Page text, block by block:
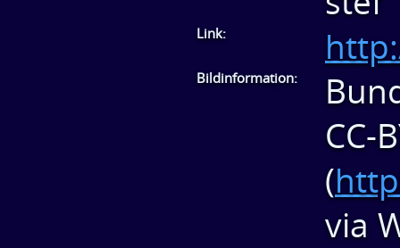
Link:
Bildinformation:
CC-
(
via